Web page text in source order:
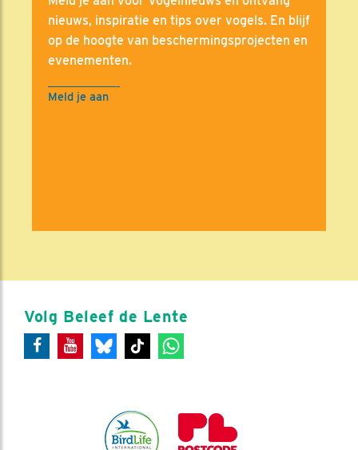
nieuws, inspiratie en tips over vogels. En blijf
op de hoogte van beschermingsprojecten en
evenementen.
Meld je aan
Volg Beleef de Lente